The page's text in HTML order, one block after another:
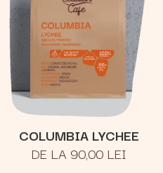
COLUMBIA LYCHEE
DE LA 90,00 LEI